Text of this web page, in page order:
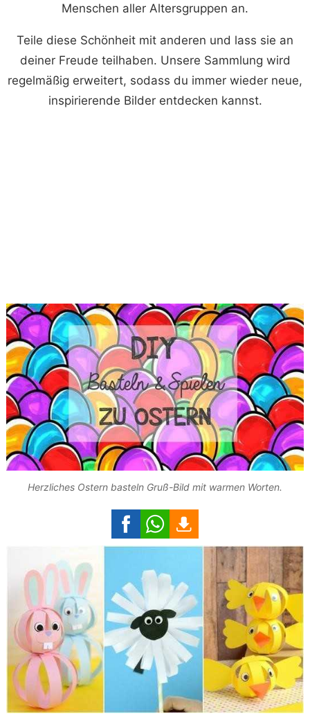
Menschen aller Altersgruppen an.
Teile diese Schönheit mit anderen und lass sie an
deiner Freude teilhaben. Unsere Sammlung wird
regelmäßig erweitert, sodass du immer wieder neue,
inspirierende Bilder entdecken kannst.
Herzliches Ostern basteln Gruß-Bild mit warmen Worten.